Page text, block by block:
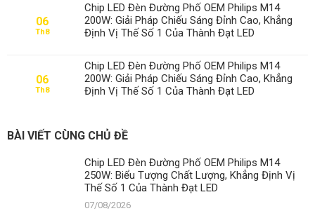
06
Th8
Chip LED Đèn Đường Phố OEM Philips M14
200W: Giải Pháp Chiếu Sáng Đỉnh Cao, Khẳng
Định Vị Thế Số 1 Của Thành Đạt LED
06
Th8
Chip LED Đèn Đường Phố OEM Philips M14
200W: Giải Pháp Chiếu Sáng Đỉnh Cao, Khẳng
Định Vị Thế Số 1 Của Thành Đạt LED
BÀI VIẾT CÙNG CHỦ ĐỀ
Chip LED Đèn Đường Phố OEM Philips M14
250W: Biểu Tượng Chất Lượng, Khẳng Định Vị
Thế Số 1 Của Thành Đạt LED
07/08/2026